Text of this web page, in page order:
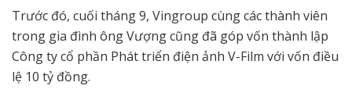
Trước đó, cuối tháng 9, Vingroup cùng các thành viên
trong gia đình ông Vượng cũng đã góp vốn thành lập
Công ty cổ phần Phát triển điện ảnh V-Film với vốn điều
lệ 10 tỷ đồng.